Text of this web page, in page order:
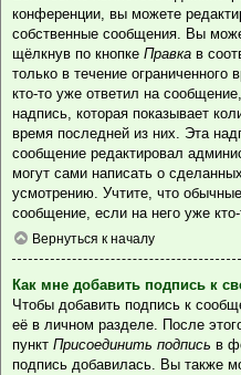
конференции, вы можете
собственные сообщения. Вы
щёлкнув по кнопке Правка в
только в течение
кто-то уже ответил на
надпись, которая показывает
время последней из них. Эта
сообщение редактировал
могут сами написать о
усмотрению. Учтите, что
сообщение, если на него уже кто-
Вернуться к началу
Как мне добавить подпись к
Чтобы добавить подпись к
её в личном разделе. После
пункт Присоединить подпись в
подпись добавилась. Вы также